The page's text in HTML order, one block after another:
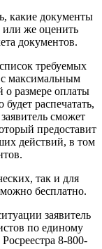
какие документы
же оценить
документов.
требуемых
с максимальным
о размере оплаты
распечатать,
сможет
предоставит
действий, в том
так и для
бесплатно.
заявитель
по единому
8-800-